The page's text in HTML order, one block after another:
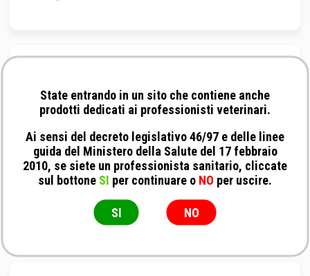
Penna
No Brand - Spugnette protettive per
cassetta inclusione
32 x 26 mm
State entrando in un sito che contiene anche
prodotti dedicati ai professionisti veterinari.
Ai sensi del decreto legislativo 46/97 e delle linee
guida del Ministero della Salute del 17 febbraio
2010, se siete un professionista sanitario, cliccate
sul bottone SI per continuare o NO per uscire.
SI NO